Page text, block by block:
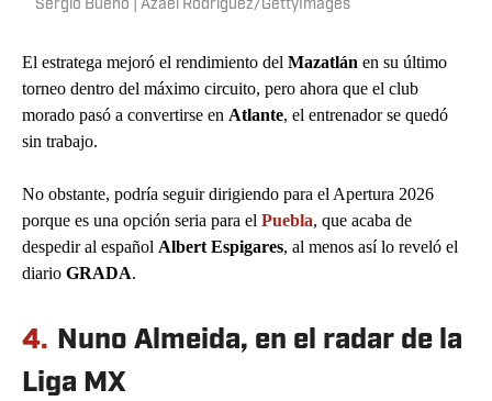
Sergio Bueno | Azael Rodriguez/GettyImages
El estratega mejoró el rendimiento del Mazatlán en su último
torneo dentro del máximo circuito, pero ahora que el club
morado pasó a convertirse en Atlante, el entrenador se quedó
sin trabajo.
No obstante, podría seguir dirigiendo para el Apertura 2026
porque es una opción seria para el Puebla, que acaba de
despedir al español Albert Espigares, al menos así lo reveló el
diario GRADA.
4. Nuno Almeida, en el radar de la
Liga MX